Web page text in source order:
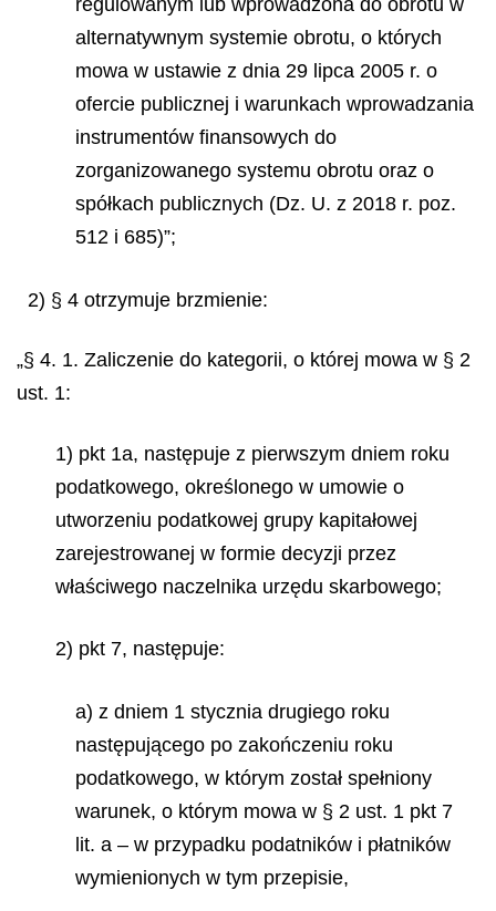
regulowanym lub wprowadzona do obrotu w
alternatywnym systemie obrotu, o których
mowa w ustawie z dnia 29 lipca 2005 r. o
ofercie publicznej i warunkach wprowadzania
instrumentów finansowych do
zorganizowanego systemu obrotu oraz o
spółkach publicznych (Dz. U. z 2018 r. poz.
512 i 685)”;
2) § 4 otrzymuje brzmienie:
„§ 4. 1. Zaliczenie do kategorii, o której mowa w § 2
ust. 1:
1) pkt 1a, następuje z pierwszym dniem roku
podatkowego, określonego w umowie o
utworzeniu podatkowej grupy kapitałowej
zarejestrowanej w formie decyzji przez
właściwego naczelnika urzędu skarbowego;
2) pkt 7, następuje:
a) z dniem 1 stycznia drugiego roku
następującego po zakończeniu roku
podatkowego, w którym został spełniony
warunek, o którym mowa w § 2 ust. 1 pkt 7
lit. a – w przypadku podatników i płatników
wymienionych w tym przepisie,